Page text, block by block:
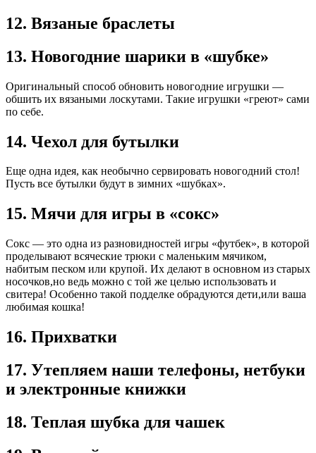
12. Вязаные браслеты
13. Новогодние шарики в «шубке»
Оригинальный способ обновить новогодние игрушки —
обшить их вязаными лоскутами. Такие игрушки «греют» сами
по себе.
14. Чехол для бутылки
Еще одна идея, как необычно сервировать новогодний стол!
Пусть все бутылки будут в зимних «шубках».
15. Мячи для игры в «сокс»
Сокс — это одна из разновидностей игры «футбек», в которой
проделывают всяческие трюки с маленьким мячиком,
набитым песком или крупой. Их делают в основном из старых
носочков,но ведь можно с той же целью использовать и
свитера! Особенно такой подделке обрадуются дети,или ваша
любимая кошка!
16. Прихватки
17. Утепляем наши телефоны, нетбуки
и электронные книжки
18. Теплая шубка для чашек